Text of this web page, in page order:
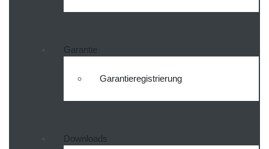
Garantie
Garantieregistrierung
Downloads